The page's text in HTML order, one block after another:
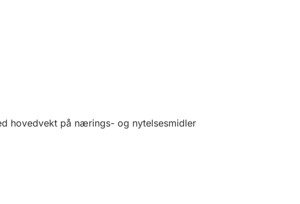
hovedvekt på nærings- og nytelsesmidler